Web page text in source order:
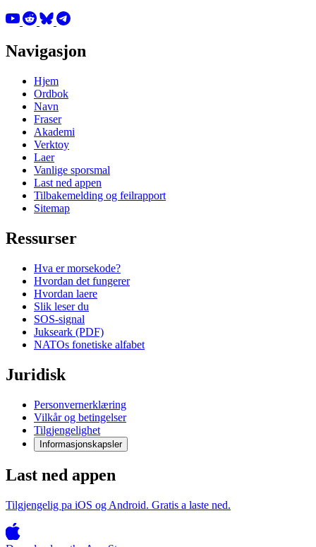
Navigasjon
Hjem
Ordbok
Navn
Fraser
Akademi
Verktoy
Laer
Vanlige sporsmal
Last ned appen
Tilbakemelding og feilrapport
Sitemap
Ressurser
Hva er morsekode?
Hvordan det fungerer
Hvordan laere
Slik leser du
SOS-signal
Jukseark (PDF)
NATOs fonetiske alfabet
Juridisk
Personvernerklæring
Vilkår og betingelser
Tilgjengelighet
Informasjonskapsler
Last ned appen
Tilgjengelig pa iOS og Android. Gratis a laste ned.